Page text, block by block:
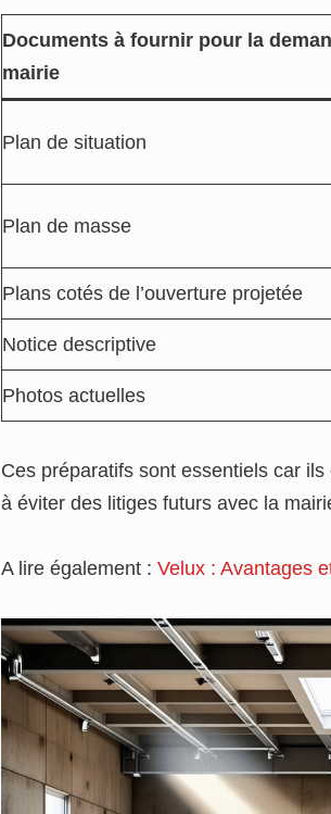
Documents à fournir pour la
mairie
Plan de situation
Plan de masse
Plans cotés de l’ouverture projetée
Notice descriptive
Photos actuelles
Ces préparatifs sont essentiels car
à éviter des litiges futurs avec la
A lire également :Velux : Avantages